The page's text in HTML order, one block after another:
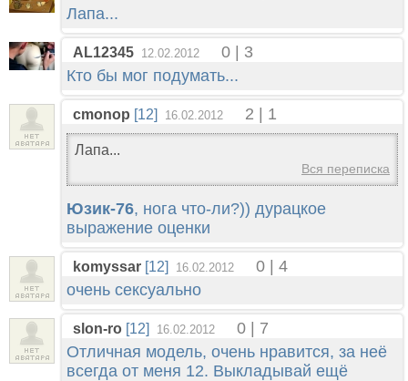
Лапа...
AL12345 12.02.2012
0 | 3
Кто бы мог подумать...
cmonop [12] 16.02.2012 2 | 1
Лапа...
Вся переписка
Юзик-76, нога что-ли?)) дурацкое
выражение оценки
komyssar [12] 16.02.2012
0 | 4
очень сексуально
slon-ro [12] 16.02.2012
0 | 7
Отличная модель, очень нравится, за неё
всегда от меня 12. Выкладывай ещё